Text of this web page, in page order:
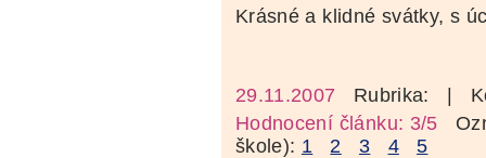
Krásné a klidné svátky, s
29.11.2007 Rubrika:
|
Hodnocení článku: 3/5
škole): 1 2 3 4 5